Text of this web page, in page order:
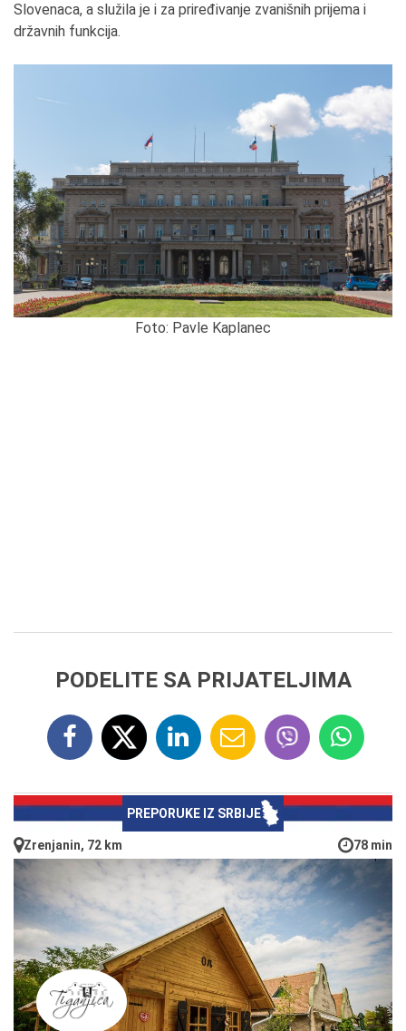
Slovenaca, a služila je i za priređivanje zvanišnih prijema i
državnih funkcija.
Foto: Pavle Kaplanec
PODELITE SA PRIJATELJIMA
PREPORUKE IZ SRBIJE
Zrenjanin, 72 km 78 min